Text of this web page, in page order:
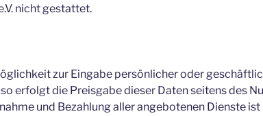
nicht gestattet.
zur Eingabe persönlicher oder
erfolgt die Preisgabe dieser Daten seitens des
und Bezahlung aller angebotenen Dienste